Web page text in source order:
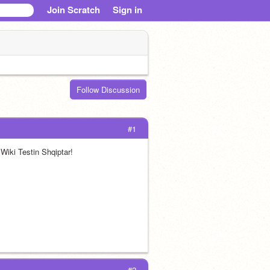
Join Scratch Sign in
Follow Discussion
#1
Testin Shqiptar!